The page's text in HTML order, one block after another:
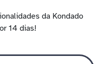
da Kondado
14 dias!